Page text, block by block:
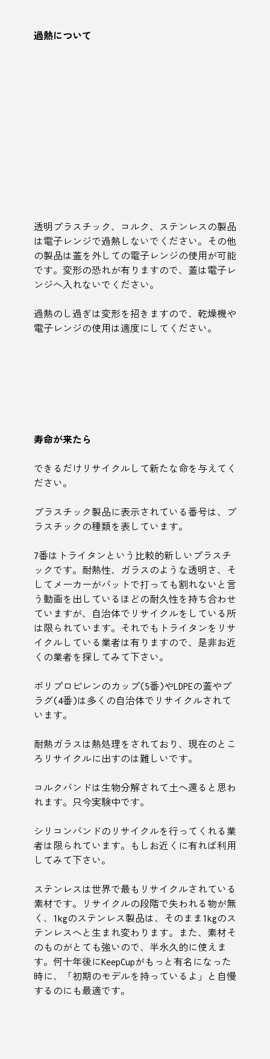
過熱について
透明プラスチック、コルク、ステンレスの製品
は電子レンジで過熱しないでください。その他
の製品は蓋を外しての電子レンジの使用が可能
です。変形の恐れが有りますので、蓋は電子レ
ンジへ入れないでください。
過熱のし過ぎは変形を招きますので、乾燥機や
電子レンジの使用は適度にしてください。
寿命が来たら
できるだけリサイクルして新たな命を与えてく
ださい。
プラスチック製品に表示されている番号は、プ
ラスチックの種類を表しています。
7番はトライタンという比較的新しいプラスチ
ックです。耐熱性、ガラスのような透明さ、そ
してメーカーがバットで打っても割れないと言
う動画を出しているほどの耐久性を持ち合わせ
ていますが、自治体でリサイクルをしている所
は限られています。それでもトライタンをリサ
イクルしている業者は有りますので、是非お近
くの業者を探してみて下さい。
ポリプロピレンのカップ(5番)やLDPEの蓋やプ
ラグ(4番)は多くの自治体でリサイクルされて
います。
耐熱ガラスは熱処理をされており、現在のとこ
ろリサイクルに出すのは難しいです。
コルクバンドは生物分解されて土へ還ると思わ
れます。只今実験中です。
シリコンバンドのリサイクルを行ってくれる業
者は限られています。もしお近くに有れば利用
してみて下さい。
ステンレスは世界で最もリサイクルされている
素材です。リサイクルの段階で失われる物が無
く、1kgのステンレス製品は、そのまま1kgのス
テンレスへと生まれ変わります。また、素材そ
のものがとても強いので、半永久的に使えま
す。何十年後にKeepCupがもっと有名になった
時に、「初期のモデルを持っているよ」と自慢
するのにも最適です。